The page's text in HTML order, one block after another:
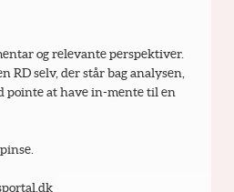
og relevante perspektiver.
RD selv, der står bag analysen,
pointe at have in-mente til en